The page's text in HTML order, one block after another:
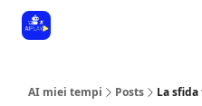
AI miei tempi Posts La